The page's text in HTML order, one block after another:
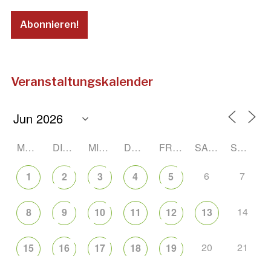
Veranstaltungskalender
MONTAG DIENSTAG MITTWOCH DONNERSTAG FREITAG SAMSTAG SONNTAG
1 2 3 4 5 6 7
8 9 10 11 12 13 14
15 16 17 18 19 20 21